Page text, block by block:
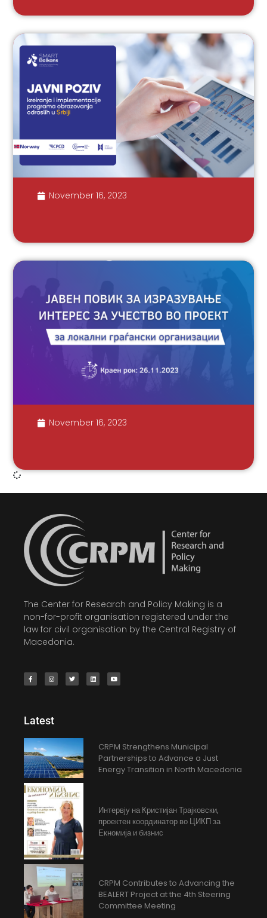
November 16, 2023
November 16, 2023
The Center for Research and Policy Making is a
non-for-profit organisation registered under the
law for civil organisation by the Central Registry of
Macedonia.
Latest
CRPM Strengthens Municipal
Partnerships to Advance a Just
Energy Transition in North Macedonia
Интервју на Кристијан Трајковски,
проектен координатор во ЦИКП за
Екномија и бизнис
CRPM Contributes to Advancing the
BEALERT Project at the 4th Steering
Committee Meeting